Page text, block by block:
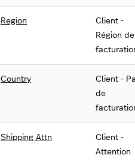
Region
Client -
Région de
Country
Client -
de
Shipping Attn
Client -
Attention